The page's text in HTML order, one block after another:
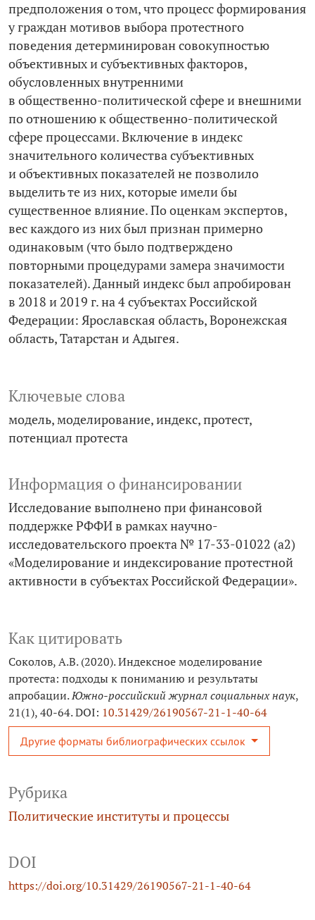
Рубрика
Политические институты и процессы
DOI
https://doi.org/10.31429/26190567-21-1-40-64
Как цитировать
Соколов, А.В. (2020). Индексное моделирование
протеста: подходы к пониманию и результаты
апробации.Южно-российский журнал социальных наук,
21(1), 40-64. DOI: 10.31429/26190567-21-1-40-64
Другие форматы библиографических ссылок
предположения о том, что процесс формирования
у граждан мотивов выбора протестного
поведения детерминирован совокупностью
объективных и субъективных факторов,
обусловленных внутренними
в общественно-­политической сфере и внешними
по отношению к общественно-­политической
сфере процессами. Включение в индекс
значительного количества субъективных
и объективных показателей не позволило
выделить те из них, которые имели бы
существенное влияние. По оценкам экспертов,
вес каждого из них был признан примерно
одинаковым (что было подтверждено
повторными процедурами замера значимости
показателей). Данный индекс был апробирован
в 2018 и 2019 г. на 4 субъектах Российской
Федерации: Ярославская область, Воронежская
область, Татарстан и Адыгея.
Ключевые слова
модель моделирование индекс протест
потенциал протеста
Информация о финансировании
Исследование выполнено при финансовой
поддержке РФФИ в рамках научно-
исследовательского проекта № 17-33-01022 (а2)
«Моделирование и индексирование протестной
активности в субъектах Российской Федерации».